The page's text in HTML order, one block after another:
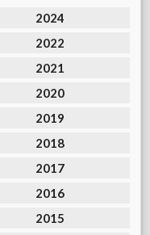
2024
2022
2021
2020
2019
2018
2017
2016
2015